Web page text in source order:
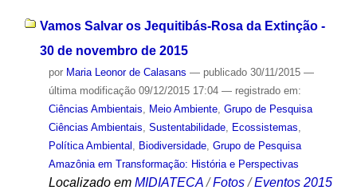
Vamos Salvar os Jequitibás-Rosa da Extinção -
30 de novembro de 2015
por Maria Leonor de Calasans — publicado30/11/2015 —
última modificação09/12/2015 17:04 — registrado em:
Ciências Ambientais, Meio Ambiente, Grupo de Pesquisa
Ciências Ambientais, Sustentabilidade, Ecossistemas,
Política Ambiental , Biodiversidade, Grupo de Pesquisa
Amazônia em Transformação: História e Perspectivas
Localizado em MIDIATECA /Fotos /Eventos 2015